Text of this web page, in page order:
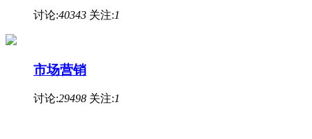
讨论: 40343 关注: 1
市场营销
讨论: 29498 关注: 1